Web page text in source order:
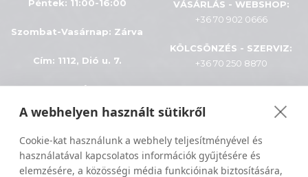
Péntek: 11:00-16:00
Szombat-Vasárnap: Zárva
Cím: 1112, Dió u. 7.
VÁSÁRLÁS - WEBSHOP:
+36 70 902 0666
KÖLCSÖNZÉS - SZERVIZ:
+36 70 250 8870
Adatkezelés
Minden jog fenntartva © 2024
Sportiger
A webhelyen használt sütikről
Cookie-kat használunk a webhely teljesítményével és
használatával kapcsolatos információk gyűjtésére és
elemzésére, a közösségi média funkcióinak biztosítására,